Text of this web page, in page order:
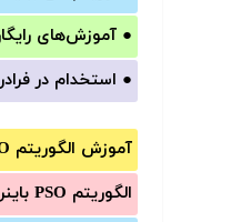
● آموزش‌های
● استخدام در
آموزش الگوریتم PSO
الگوریتم PSO باینری